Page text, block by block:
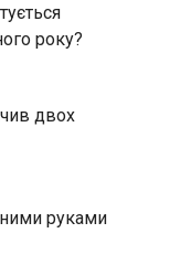
року?
двох
руками